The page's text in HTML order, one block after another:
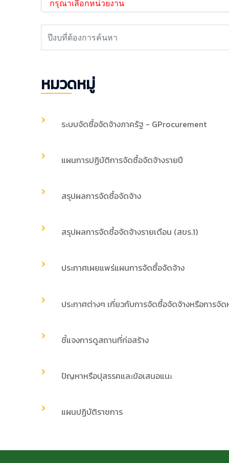
หมวดหมู่
ระบบจัดซื้อจัดจ้างภาครัฐ - GProcurement
แผนการปฏิบัติการจัดซื้อจัดจ้างรายปี
สรุปผลการจัดซื้อจัดจ้าง
สรุปผลการจัดซื้อจัดจ้างรายเดือน (สขร.1)
ประกาศเผยแพร่แผนการจัดซื้อจัดจ้าง
ประกาศต่างๆ เกี่ยวกับการจัดซื้อจัดจ้างหรือการจั
ชี้แจงการดูสถานที่ก่อสร้าง
ปัญหาหรือปุสรรคและข้อเสนอแนะ
แผนปฏิบัติราชการ